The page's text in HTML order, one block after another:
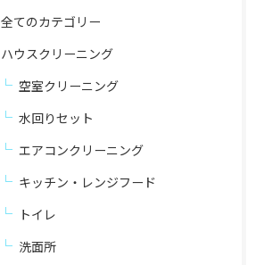
全てのカテゴリー
ハウスクリーニング
空室クリーニング
水回りセット
エアコンクリーニング
キッチン・レンジフード
トイレ
洗面所